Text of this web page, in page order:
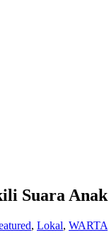
Suara
, Lokal, WARTA